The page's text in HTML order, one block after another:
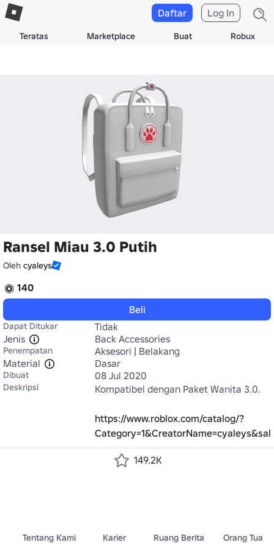
Teratas Marketplace Buat Robux
Daftar Log In
Ransel Miau 3.0 Putih
Oleh cyaleys
140
Beli
Dapat Ditukar
Tidak
Jenis
Back Accessories
Penempatan
Aksesori | Belakang
Material
Dasar
Dibuat 08 Jul 2020
Deskripsi Kompatibel dengan Paket Wanita 3.0.
https://www.roblox.com/catalog/?
149.2K
Tentang Kami Karier Ruang Berita Orang Tua